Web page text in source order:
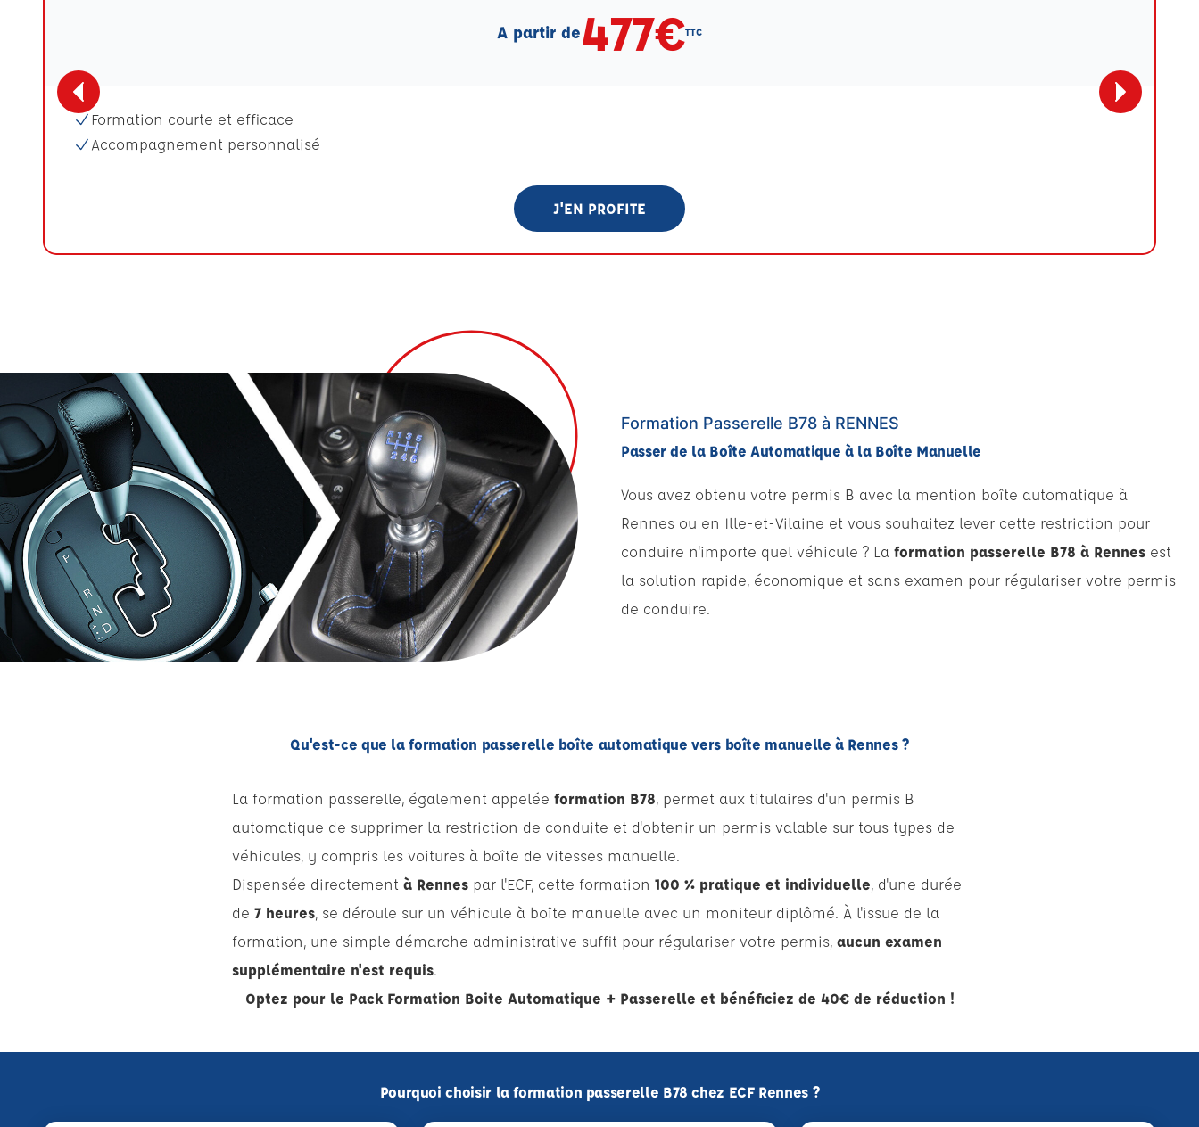
A partir de477€TTC
Formation courte et efficace
Accompagnement personnalisé
J'EN PROFITE
Formation Passerelle B78 à RENNES
Passer de la Boîte Automatique à la Boîte Manuelle
Vous avez obtenu votre permis B avec la mention boîte automatique à
Rennes ou en Ille-et-Vilaine et vous souhaitez lever cette restriction pour
conduire n'importe quel véhicule ? La formation passerelle B78 à Rennes est
la solution rapide, économique et sans examen pour régulariser votre permis
de conduire.
Qu'est-ce que la formation passerelle boîte automatique vers boîte manuelle à Rennes ?
La formation passerelle, également appelée formation B78, permet aux titulaires d'un permis B
automatique de supprimer la restriction de conduite et d'obtenir un permis valable sur tous types de
véhicules, y compris les voitures à boîte de vitesses manuelle.
Dispensée directement à Rennes par l'ECF, cette formation 100 % pratique et individuelle, d'une durée
de 7 heures, se déroule sur un véhicule à boîte manuelle avec un moniteur diplômé. À l'issue de la
formation, une simple démarche administrative suffit pour régulariser votre permis, aucun examen
supplémentaire n'est requis.
Optez pour le Pack Formation Boite Automatique + Passerelle et bénéficiez de 40€ de réduction !
Pourquoi choisir la formation passerelle B78 chez ECF Rennes ?